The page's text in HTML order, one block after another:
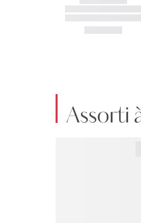
Assorti